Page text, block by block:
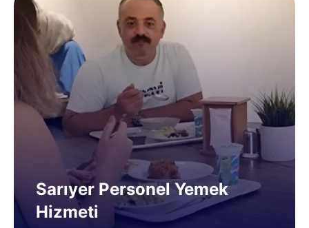
Sarıyer Personel Yemek
Hizmeti